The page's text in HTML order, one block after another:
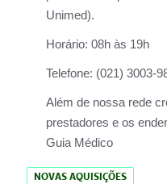
Unimed).
Horário: 08h às 19h
Telefone: (021) 3003-
Além de nossa rede
prestadores e os
Guia Médico
NOVAS AQUISIÇÕES